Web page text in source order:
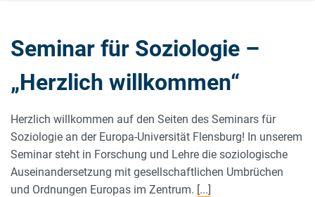
Seminar für Soziologie –
„Herzlich willkommen“
Herzlich willkommen auf den Seiten des Seminars für
Soziologie an der Europa-Universität Flensburg! In unserem
Seminar steht in Forschung und Lehre die soziologische
Auseinandersetzung mit gesellschaftlichen Umbrüchen
und Ordnungen Europas im Zentrum. [...]